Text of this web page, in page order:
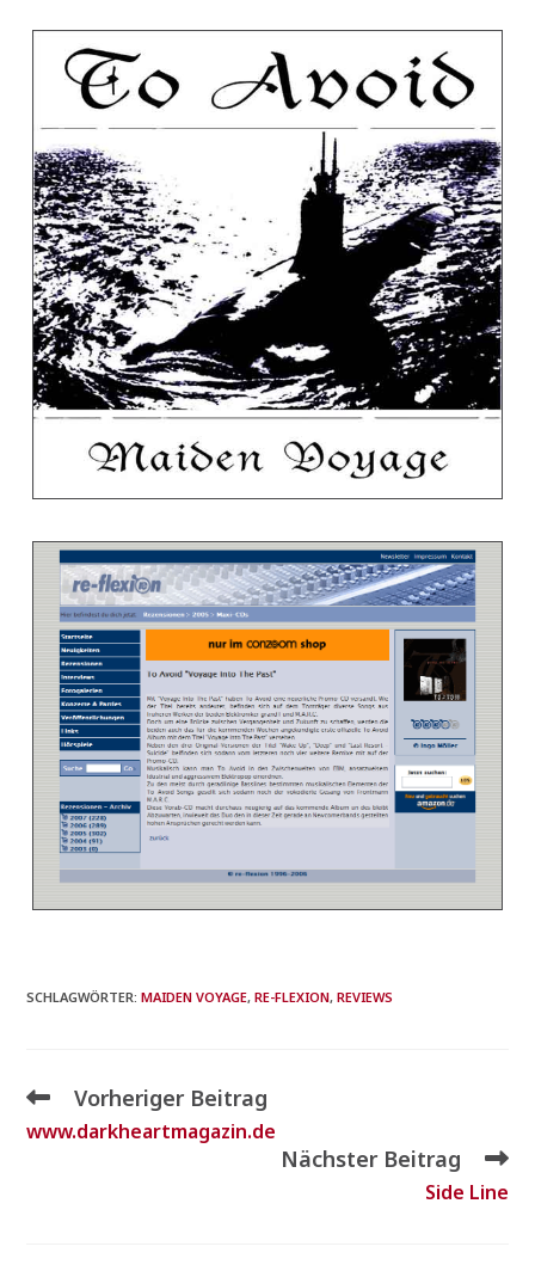
SCHLAGWÖRTER:MAIDEN VOYAGE, RE-FLEXION, REVIEWS
Vorheriger Beitrag
www.darkheartmagazin.de
Nächster Beitrag
Side Line